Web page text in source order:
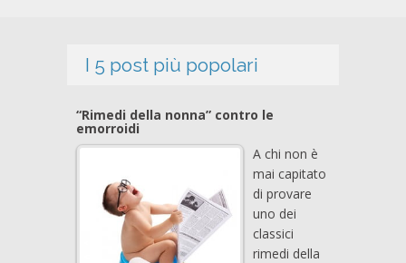
I 5 post più popolari
“Rimedi della nonna” contro le
emorroidi
A chi non è
mai capitato
di provare
uno dei
classici
rimedi della